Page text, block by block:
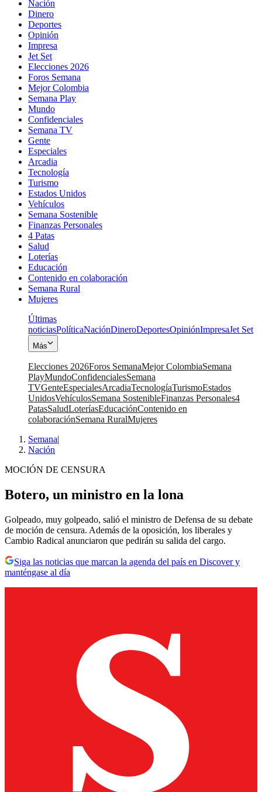
Nación
Dinero
Deportes
Opinión
Impresa
Jet Set
Elecciones 2026
Foros Semana
Mejor Colombia
Semana Play
Mundo
Confidenciales
Semana TV
Gente
Especiales
Arcadia
Tecnología
Turismo
Estados Unidos
Vehículos
Semana Sostenible
Finanzas Personales
4 Patas
Salud
Loterías
Educación
Contenido en colaboración
Semana Rural
Mujeres
Últimas
noticiasPolíticaNaciónDineroDeportesOpiniónImpresaJet Set
Más
Elecciones 2026Foros SemanaMejor ColombiaSemana
PlayMundoConfidencialesSemana
TVGenteEspecialesArcadiaTecnologíaTurismoEstados
UnidosVehículosSemana SostenibleFinanzas Personales4
PatasSaludLoteríasEducaciónContenido en
colaboraciónSemana RuralMujeres
Semana|
Nación
MOCIÓN DE CENSURA
Botero, un ministro en la lona
Golpeado, muy golpeado, salió el ministro de Defensa de su debate
de moción de censura. Además de la oposición, los liberales y
Cambio Radical anunciaron que pedirán su salida del cargo.
Siga las noticias que marcan la agenda del país en Discover y
manténgase al día